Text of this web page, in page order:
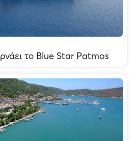
το Blue Star Patmos